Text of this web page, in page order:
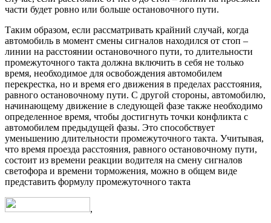
части будет ровно или больше остановочного пути.
Таким образом, если рассматривать крайний случай, когда
автомобиль в момент смены сигналов находился от стоп –
линии на расстоянии остановочного пути, то длительности
промежуточного такта должна включить в себя не только
время, необходимое для освобождения автомобилем
перекрестка, но и время его движения в пределах расстояния,
равного остановочному пути. С другой стороны, автомобилю,
начинающему движение в следующей фазе также необходимо
определенное время, чтобы достигнуть точки конфликта с
автомобилем предыдущей фазы. Это способствует
уменьшению длительности промежуточного такта. Учитывая,
что время проезда расстояния, равного остановочному пути,
состоит из времени реакции водителя на смену сигналов
светофора и времени торможения, можно в общем виде
представить формулу промежуточного такта
,